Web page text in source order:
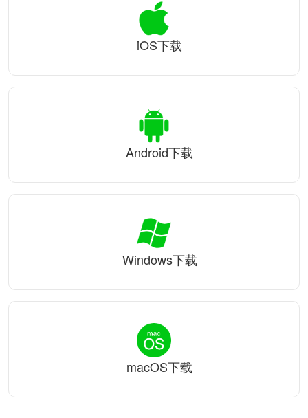
iOS下载
Android下载
Windows下载
macOS下载